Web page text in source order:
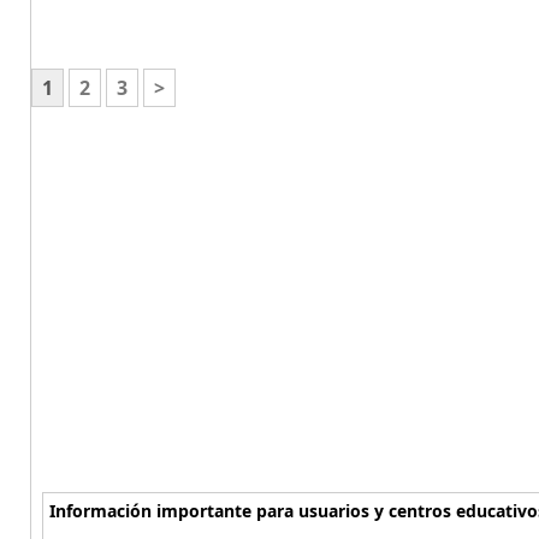
1 2 3 >
Información importante para usuarios y centros